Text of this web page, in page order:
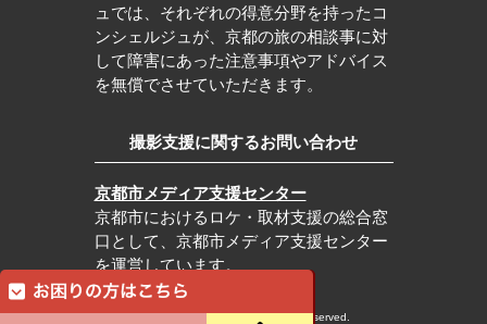
ュでは、それぞれの得意分野を持ったコ
ンシェルジュが、京都の旅の相談事に対
して障害にあった注意事項やアドバイス
を無償でさせていただきます。
撮影支援に関するお問い合わせ
京都市メディア支援センター
京都市におけるロケ・取材支援の総合窓
口として、京都市メディア支援センター
を運営しています。
c Kyoto City Tourism Association All rights reserved.